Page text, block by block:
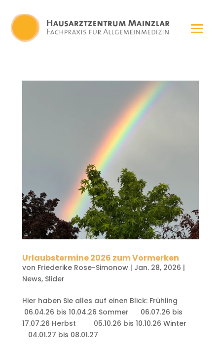
Urlaubstermine 2026 zum Vormerken
von Friederike Rose-Simonow| Jan. 28, 2026 |
News, Slider
Hier haben Sie alles auf einen Blick: Frühling
06.04.26 bis 10.04.26 Sommer 06.07.26 bis
17.07.26 Herbst 05.10.26 bis 10.10.26 Winter
04.01.27 bis 08.01.27